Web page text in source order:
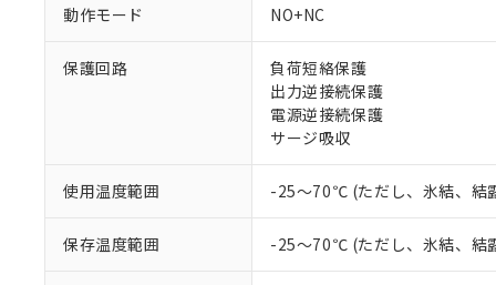
動作モード NO+NC
保護回路
負荷短絡保護
出力逆接続保護
電源逆接続保護
サージ吸収
使用温度範囲 -25～70℃ (ただし、氷結、結
保存温度範囲 -25～70℃ (ただし、氷結、結
以下の条件をお読
当社制御機
在庫状況お
い。
正式な納期
仕入先様の事情に
があります。
*EU RoHS指令（10物質
フタル酸ビス(2-エチル
ル（DBP） 1000ppm以
但し、RoHS指令で産業
フタル酸エステル類の
※1 中国
「○」：最大均質
「×」：最大均質
Pb(鉛) :1000ppm、 Hg(
DEHP(フタル酸ビス(2-
などの必要
当社は規制
ます。
当社は貴社
置等に一切